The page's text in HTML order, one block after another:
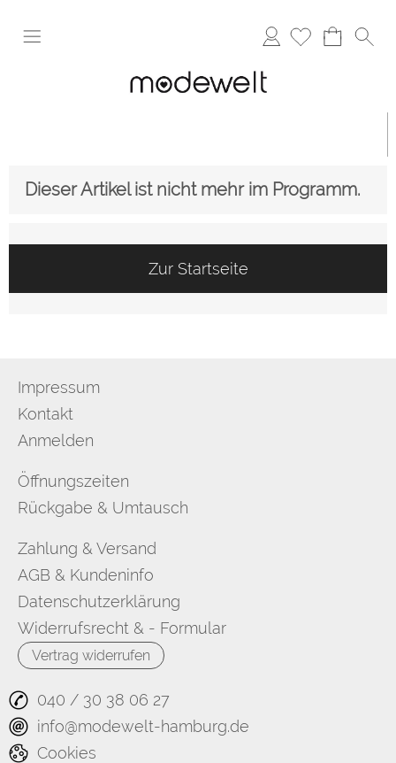
Anmelden
Dieser Artikel ist nicht mehr im Programm.
Zur Startseite
Impressum
Kontakt
Anmelden
Öffnungszeiten
Rückgabe & Umtausch
Zahlung & Versand
AGB & Kundeninfo
Datenschutzerklärung
Widerrufsrecht & - Formular
Vertrag widerrufen
040 / 30 38 06 27
info@modewelt-hamburg.de
Cookies